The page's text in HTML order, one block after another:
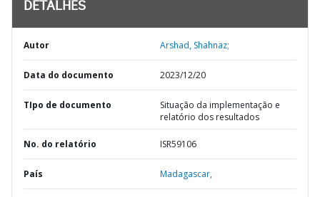
DETALHES
Autor Arshad, Shahnaz;
Data do documento 2023/12/20
TIpo de documento
Situação da implementação e
relatório dos resultados
No. do relatório ISR59106
País Madagascar,